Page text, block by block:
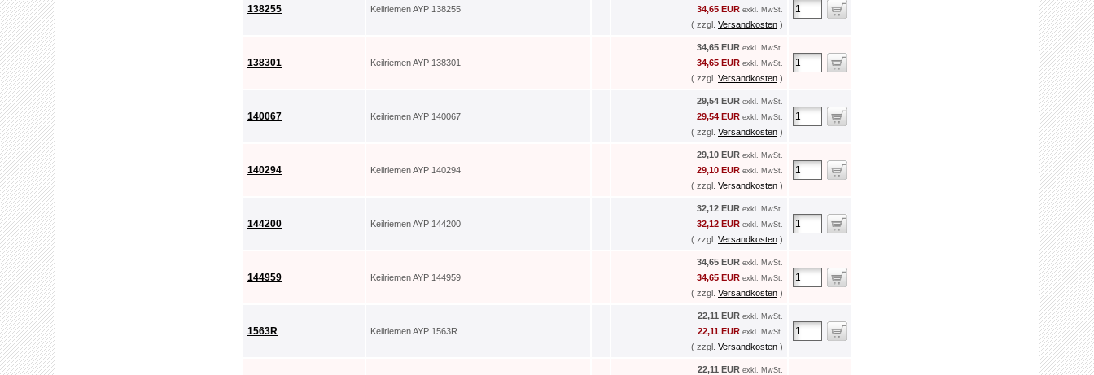
138255 Keilriemen AYP 138255 34,65 EUR exkl. MwSt.
( zzgl. Versandkosten )
138301 Keilriemen AYP 138301
34,65 EUR exkl. MwSt.
34,65 EUR exkl. MwSt.
( zzgl. Versandkosten )
140067 Keilriemen AYP 140067
29,54 EUR exkl. MwSt.
29,54 EUR exkl. MwSt.
( zzgl. Versandkosten )
140294 Keilriemen AYP 140294
29,10 EUR exkl. MwSt.
29,10 EUR exkl. MwSt.
( zzgl. Versandkosten )
144200 Keilriemen AYP 144200
32,12 EUR exkl. MwSt.
32,12 EUR exkl. MwSt.
( zzgl. Versandkosten )
144959 Keilriemen AYP 144959
34,65 EUR exkl. MwSt.
34,65 EUR exkl. MwSt.
( zzgl. Versandkosten )
1563R Keilriemen AYP 1563R
22,11 EUR exkl. MwSt.
22,11 EUR exkl. MwSt.
( zzgl. Versandkosten )
22,11 EUR exkl. MwSt.